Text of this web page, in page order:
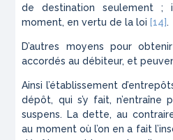
de destination seulement ;
moment, en vertu de la loi [14].
D’autres moyens pour
accordés au débiteur, et
Ainsi l’établissement
dépôt, qui s’y fait, n’entraîne
suspens. La dette, au
au moment où l’on en a fait